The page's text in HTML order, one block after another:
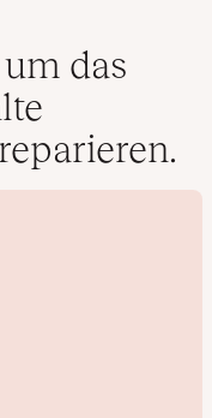
das